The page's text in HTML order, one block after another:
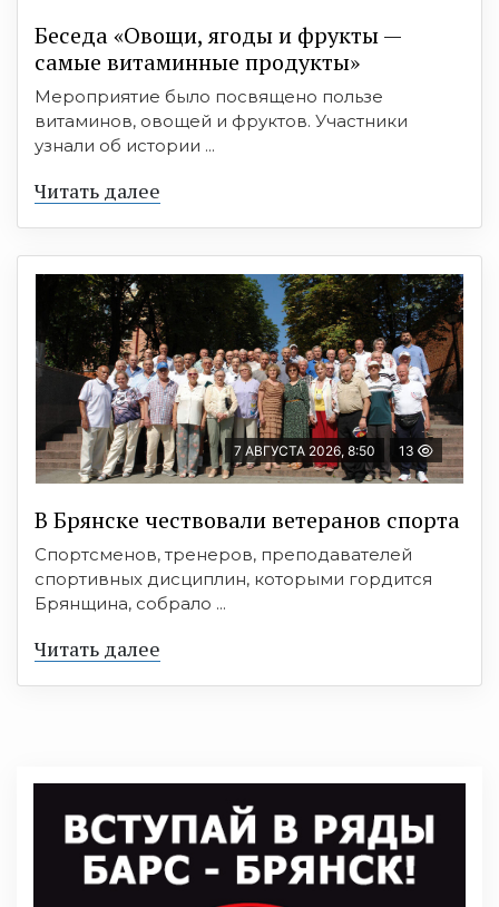
Беседа «Овощи, ягоды и фрукты —
самые витаминные продукты»
Мероприятие было посвящено пользе
витаминов, овощей и фруктов. Участники
узнали об истории ...
Читать далее
7 АВГУСТА 2026, 8:50 13
В Брянске чествовали ветеранов спорта
Спортсменов, тренеров, преподавателей
спортивных дисциплин, которыми гордится
Брянщина, собрало ...
Читать далее